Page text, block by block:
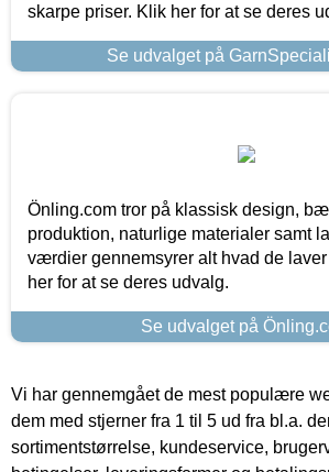
skarpe priser. Klik her for at se deres
Se udvalget på
Önling.com tror på klassisk design,
produktion, naturlige materialer samt
værdier gennemsyrer alt hvad de
her for at se deres udvalg.
Se udvalget på
Vi har gennemgået de mest populære
dem med stjerner fra 1 til 5 ud fra bl.a.
sortimentstørrelse, kundeservice,